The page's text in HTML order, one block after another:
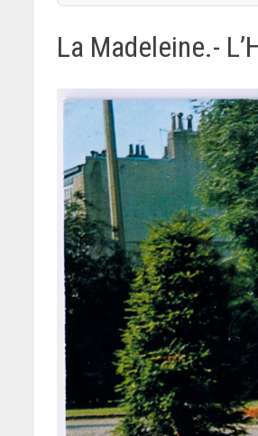
La Madeleine.-